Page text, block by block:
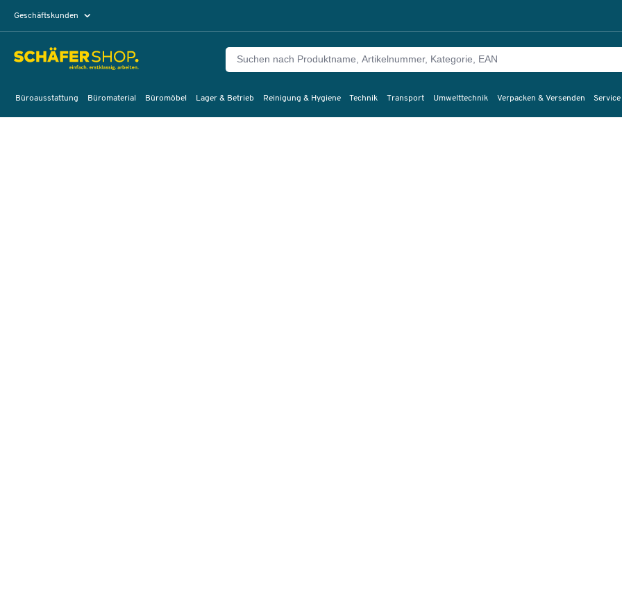
Geschäftskunden
Büroausstattung Büromaterial Büromöbel Lager & Betrieb Reinigung & Hygiene Technik Transport Umwelttechnik Verpacken & Versenden